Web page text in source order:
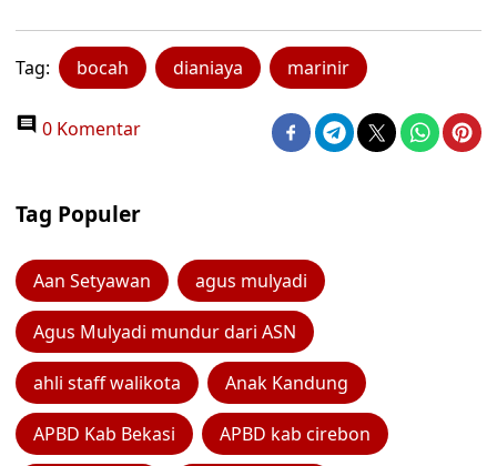
Tag: bocah dianiaya marinir
0 Komentar
Tag Populer
Aan Setyawan agus mulyadi
Agus Mulyadi mundur dari ASN
ahli staff walikota Anak Kandung
APBD Kab Bekasi APBD kab cirebon